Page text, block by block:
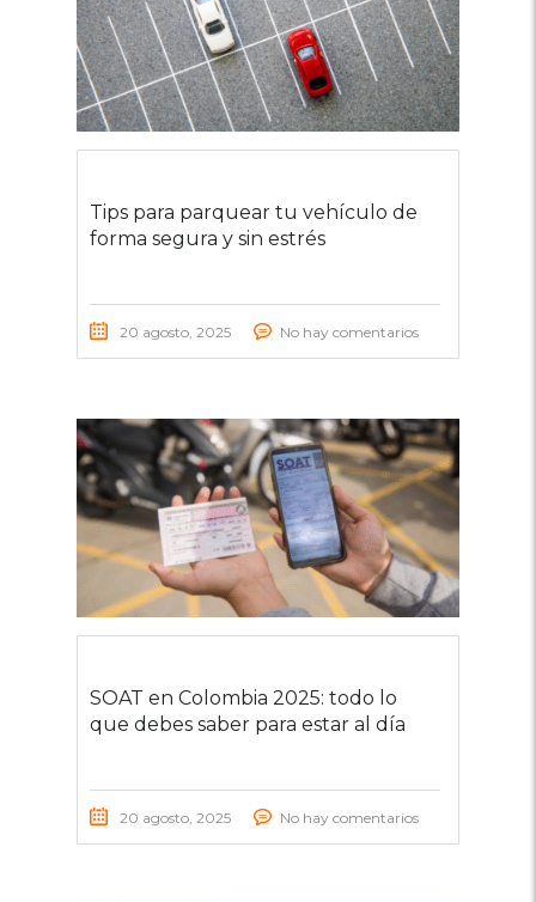
Tips para parquear tu vehículo de
forma segura y sin estrés
20 agosto, 2025 No hay comentarios
SOAT en Colombia 2025: todo lo
que debes saber para estar al día
20 agosto, 2025 No hay comentarios